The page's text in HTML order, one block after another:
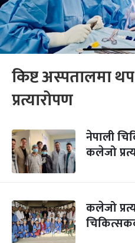
किष्ट अस्पतालमा
प्रत्यारोपण
नेपाली
कलेजो
कलेजो